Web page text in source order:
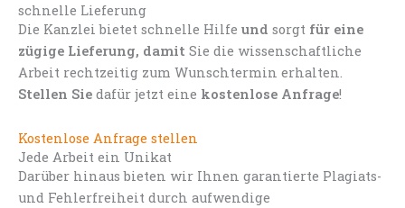
schnelle Lieferung
Die Kanzlei bietet schnelle Hilfe und sorgt für eine
zügige Lieferung, damit Sie die wissenschaftliche
Arbeit rechtzeitig zum Wunschtermin erhalten.
Stellen Sie dafür jetzt eine kostenlose Anfrage!
Kostenlose Anfrage stellen
Jede Arbeit ein Unikat
Darüber hinaus bieten wir Ihnen garantierte Plagiats-
und Fehlerfreiheit durch aufwendige